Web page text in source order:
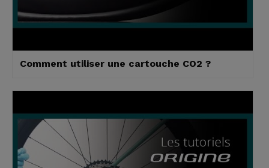
Comment utiliser une cartouche CO2 ?